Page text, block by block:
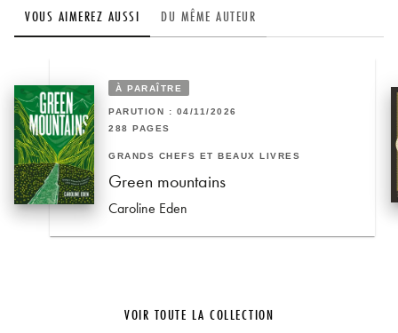
VOUS AIMEREZ AUSSI DU MÊME AUTEUR
À PARAÎTRE
PARUTION : 04/11/2026
288 PAGES
GRANDS CHEFS ET BEAUX LIVRES
Green mountains
Caroline Eden
VOIR TOUTE LA COLLECTION